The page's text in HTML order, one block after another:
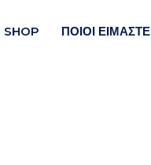
SHOP ΠΟΙΟΙ ΕΊΜΑΣΤΕ